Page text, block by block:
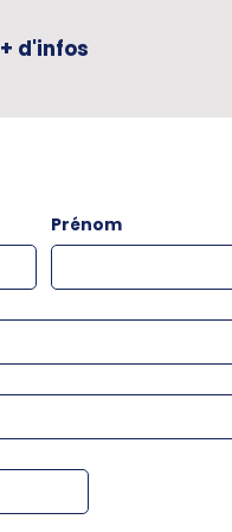
+ d'infos
Prénom